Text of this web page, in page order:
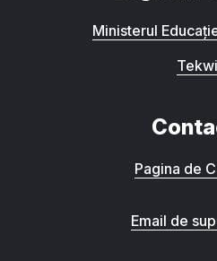
Ministerul
Pagina de
Email de